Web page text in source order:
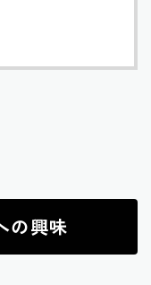
の興味